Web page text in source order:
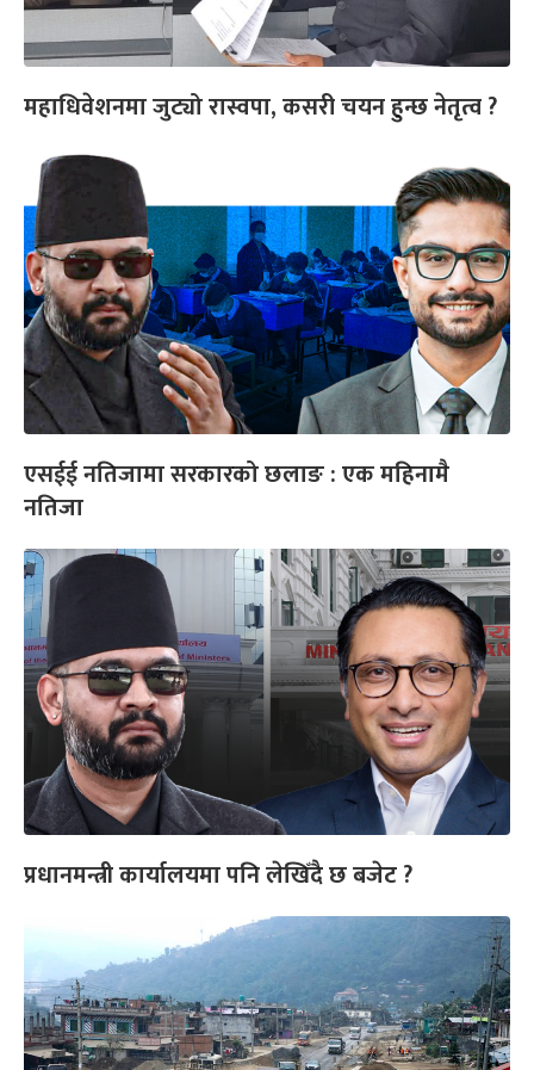
महाधिवेशनमा जुट्यो रास्वपा, कसरी चयन हुन्छ नेतृत्व ?
एसईई नतिजामा सरकारको छलाङ : एक महिनामै
नतिजा
प्रधानमन्त्री कार्यालयमा पनि लेखिँदै छ बजेट ?